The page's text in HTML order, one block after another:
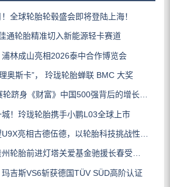
全球轮胎轮毂盛会即将登陆上海！
通轮胎精准切入新能源轻卡赛道
林成山亮相2026泰中合作博览会
奥斯卡”， 玲珑轮胎蝉联 BMC 大奖
跻身《财富》中国500强背后的增长逻辑
！玲珑轮胎携手小鹏L03全球上市
亮相古德伍德，以轮胎科技挑战性能边界
胎前进灯塔关爱基金驰援长春受灾门店
吉斯VS6斩获德国TÜV SÜD高阶认证